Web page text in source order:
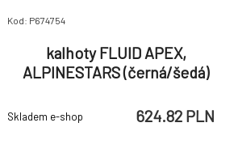
Kod: P674754
kalhoty FLUID APEX,
ALPINESTARS (černá/šedá)
Skladem e-shop 624.82 PLN